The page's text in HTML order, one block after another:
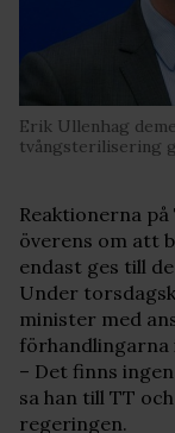
Erik Ullenhag
tvångsterilisering
Reaktionerna
överens om att
endast ges till
Under
minister med
förhandlingarna
– Det finns
sa han till TT
regeringen.